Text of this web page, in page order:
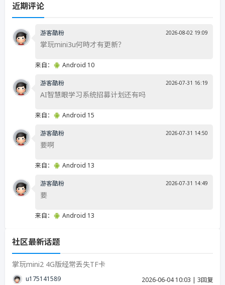
近期评论
游客酷粉 2026-08-02 19:09
掌玩mini3u何時才有更新？
来自： Android 10
游客酷粉 2026-07-31 16:19
AI智慧眼学习系统招募计划还有吗
来自： Android 15
游客酷粉 2026-07-31 14:50
要啊
来自： Android 13
游客酷粉 2026-07-31 14:49
要
来自： Android 13
社区最新话题
掌玩mini2 4G版经常丢失TF卡
u17514158939287 2026-06-04 10:03 | 3回复